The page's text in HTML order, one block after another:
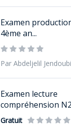
Examen
4ème an...
Par Abdeljelil Jendoubi
Examen lecture
compréhension
Gratuit